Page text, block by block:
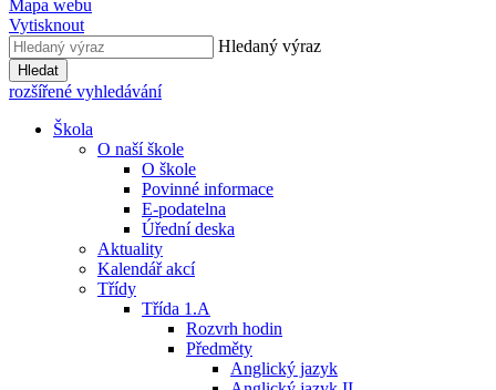
Mapa webu
Vytisknout
Hledaný výraz
Hledat
rozšířené vyhledávání
Škola
O naší škole
O škole
Povinné informace
E-podatelna
Úřední deska
Aktuality
Kalendář akcí
Třídy
Třída 1.A
Rozvrh hodin
Předměty
Anglický jazyk